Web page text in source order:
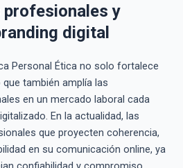
y
digital
Personal Ética no solo fortalece
también amplía las
en un mercado laboral cada
En la actualidad, las
que proyecten coherencia,
en su comunicación online, ya